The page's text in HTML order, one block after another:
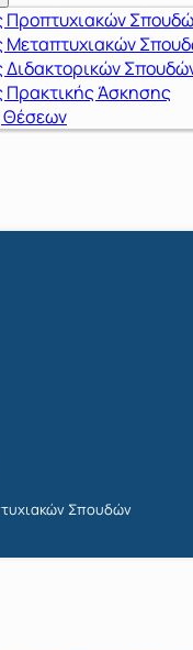
Προπτυχιακών
Μεταπτυχιακών
Διδακτορικών
Πρακτικής Άσκησης
Θέσεων
Σπουδών